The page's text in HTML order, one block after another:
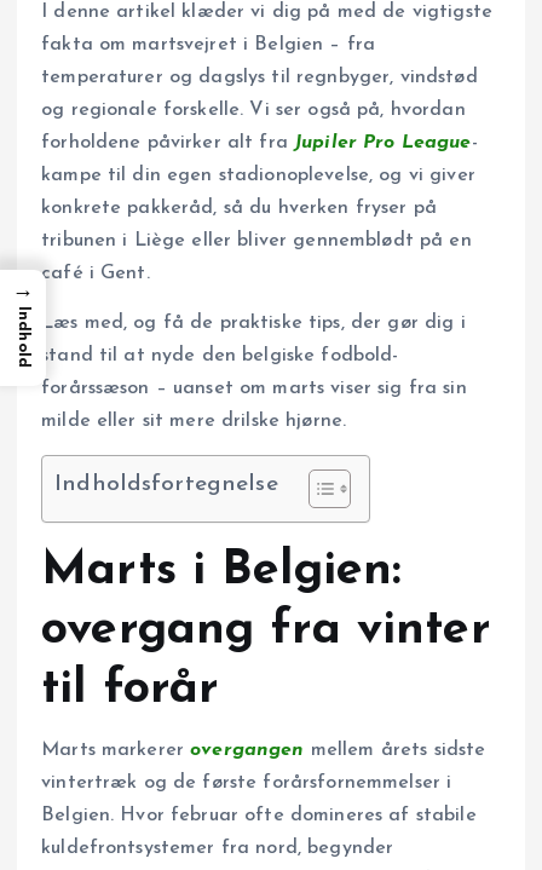
I denne artikel klæder vi dig på med de vigtigste
fakta om marts­vejret i Belgien – fra
temperaturer og dagslys til regnbyger, vindstød
og regionale forskelle. Vi ser også på, hvordan
forholdene påvirker alt fra Jupiler Pro League-
kampe til din egen stadionoplevelse, og vi giver
konkrete pakkeråd, så du hverken fryser på
tribunen i Liège eller bliver gennemblødt på en
café i Gent.
Læs med, og få de praktiske tips, der gør dig i
stand til at nyde den belgiske fodbold­
forårssæson – uanset om marts viser sig fra sin
milde eller sit mere drilske hjørne.
Indholdsfortegnelse
Marts i Belgien:
overgang fra vinter
til forår
Marts markererovergangen mellem årets sidste
vintertræk og de første forårsfornemmelser i
Belgien. Hvor februar ofte domineres af stabile
kuldefront­systemer fra nord, begynder
→
Indhold